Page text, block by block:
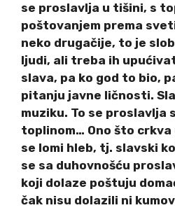
se proslavlja u tišini, s
poštovanjem prema
neko drugačije, to je
ljudi, ali treba ih
slava, pa ko god to bio,
pitanju javne ličnosti.
muziku. To se proslavlja
toplinom… Ono što
se lomi hleb, tj. slavski
se sa duhovnošću
koji dolaze poštuju
čak nisu dolazili ni